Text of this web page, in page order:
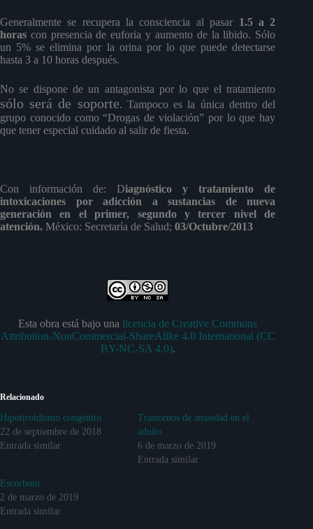
Generalmente se recupera la consciencia al pasar 1.5 a 2
horas con presencia de euforia y aumento de la libido. Sólo
un 5% se elimina por la orina por lo que puede detectarse
hasta 3 a 10 horas después.
No se dispone de un antagonista por lo que el tratamiento
sólo será de soporte. Tampoco es la única dentro del
grupo conocido como “Drogas de violación” por lo que hay
que tener especial cuidado al salir de fiesta.
Con información de: Diagnóstico y tratamiento de
intoxicaciones por adicción a sustancias de nueva
generación en el primer, segundo y tercer nivel de
atención. México: Secretaría de Salud; 03/Octubre/2013
Esta obra está bajo una licencia de Creative Commons
Attribution-NonCommercial-ShareAlike 4.0 International (CC
BY-NC-SA 4.0).
Relacionado
Hipotiroidismo congénito
22 de septiembre de 2018
Entrada similar
Trastornos de ansiedad en el
adulto
6 de marzo de 2019
Entrada similar
Escorbuto
2 de marzo de 2019
Entrada similar